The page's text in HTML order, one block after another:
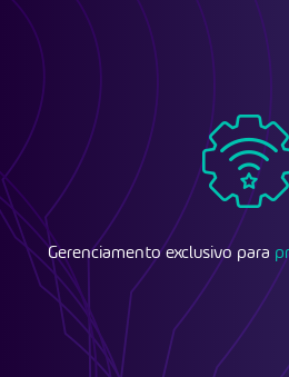
Gerenciamento exclusivo para